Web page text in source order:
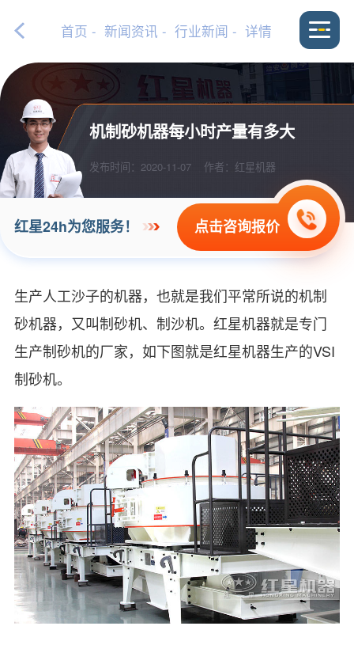
首页 - 新闻资讯 - 行业新闻 - 详情
机制砂机器每小时产量有多大
发布时间：2020-11-07 作者：红星机器
红星24h为您服务！ 点击咨询报价
生产人工沙子的机器，也就是我们平常所说的机制
砂机器，又叫制砂机、制沙机。红星机器就是专门
生产制砂机的厂家，如下图就是红星机器生产的VSI
制砂机。